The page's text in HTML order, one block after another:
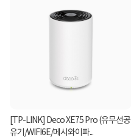
[TP-LINK] Deco XE75 Pro (유무선공
유기/WIFI6E/메시와이파...